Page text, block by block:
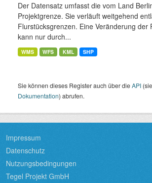
Der Datensatz umfasst die vom Land
Projektgrenze. Sie verläuft weitgehend
Flurstücksgrenzen. Eine Veränderung der
kann nur durch...
WMS WFS KML SHP
Sie können dieses Register auch über dieAPI
Dokumentation) abrufen.
Impressum
Datenschutz
Nutzungsbedingungen
Tegel Projekt GmbH